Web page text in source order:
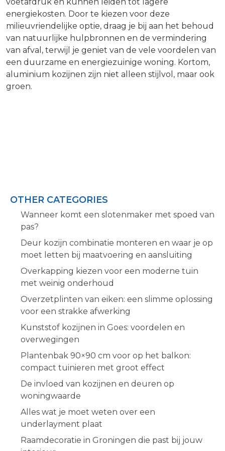
energiekosten. Door te kiezen voor deze
milieuvriendelijke optie, draag je bij aan het behoud
van natuurlijke hulpbronnen en de vermindering
van afval, terwijl je geniet van de vele voordelen van
een duurzame en energiezuinige woning. Kortom,
aluminium kozijnen zijn niet alleen stijlvol, maar ook
groen.
OTHER CATEGORIES
Wanneer komt een slotenmaker met spoed van
pas?
Deur kozijn combinatie monteren en waar je op
moet letten bij maatvoering en aansluiting
Overkapping kiezen voor een moderne tuin
met weinig onderhoud
Overzetplinten van eiken: een slimme oplossing
voor een strakke afwerking
Kunststof kozijnen in Goes: voordelen en
overwegingen
Plantenbak 90×90 cm voor op het balkon:
compact tuinieren met groot effect
De invloed van kozijnen en deuren op
woningwaarde
Alles wat je moet weten over een
underlayment plaat
Raamdecoratie in Groningen die past bij jouw